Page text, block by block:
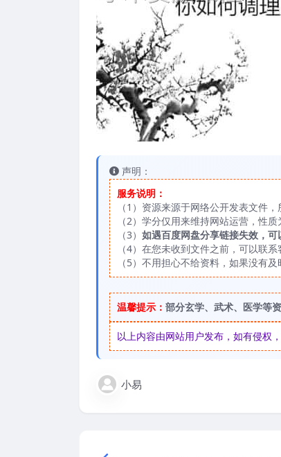
声明：
服务说明：
（1）资源来源于网络公开发表文件
（2）学分仅用来维持网站运营，性
（3） 如遇百度网盘分享链接失效，
（4）在您未收到文件之前，可以联
（5）不用担心不给资料，如果没有
温馨提示： 部分玄学、武术、医学等
以上内容由网站用户发布，如有侵权
小易